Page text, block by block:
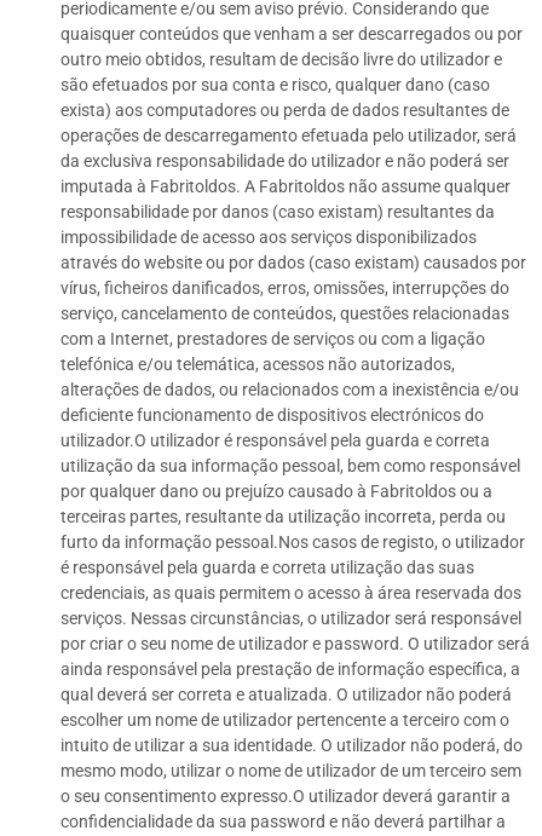
periodicamente e/ou sem aviso prévio. Considerando que
quaisquer conteúdos que venham a ser descarregados ou por
outro meio obtidos, resultam de decisão livre do utilizador e
são efetuados por sua conta e risco, qualquer dano (caso
exista) aos computadores ou perda de dados resultantes de
operações de descarregamento efetuada pelo utilizador, será
da exclusiva responsabilidade do utilizador e não poderá ser
imputada à Fabritoldos. A Fabritoldos não assume qualquer
responsabilidade por danos (caso existam) resultantes da
impossibilidade de acesso aos serviços disponibilizados
através do website ou por dados (caso existam) causados por
vírus, ficheiros danificados, erros, omissões, interrupções do
serviço, cancelamento de conteúdos, questões relacionadas
com a Internet, prestadores de serviços ou com a ligação
telefónica e/ou telemática, acessos não autorizados,
alterações de dados, ou relacionados com a inexistência e/ou
deficiente funcionamento de dispositivos electrónicos do
utilizador.O utilizador é responsável pela guarda e correta
utilização da sua informação pessoal, bem como responsável
por qualquer dano ou prejuízo causado à Fabritoldos ou a
terceiras partes, resultante da utilização incorreta, perda ou
furto da informação pessoal.Nos casos de registo, o utilizador
é responsável pela guarda e correta utilização das suas
credenciais, as quais permitem o acesso à área reservada dos
serviços. Nessas circunstâncias, o utilizador será responsável
por criar o seu nome de utilizador e password. O utilizador será
ainda responsável pela prestação de informação específica, a
qual deverá ser correta e atualizada. O utilizador não poderá
escolher um nome de utilizador pertencente a terceiro com o
intuito de utilizar a sua identidade. O utilizador não poderá, do
mesmo modo, utilizar o nome de utilizador de um terceiro sem
o seu consentimento expresso.O utilizador deverá garantir a
confidencialidade da sua password e não deverá partilhar a